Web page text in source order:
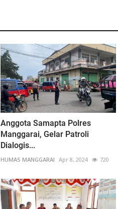
Anggota Samapta Polres
Manggarai, Gelar Patroli
Dialogis...
HUMAS MANGGARAI Apr 8, 2024 720